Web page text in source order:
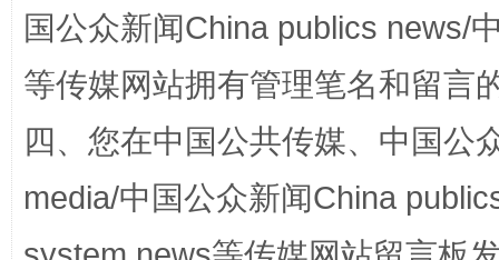
站台名比不上好声名
国公众新闻China publics news/
等传媒网站拥有管理笔名和留言
四、您在中国公共传媒、中国公
media/中国公众新闻China